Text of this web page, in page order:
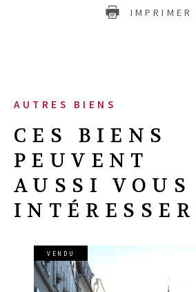
IMPRIMER
AUTRES BIENS
CES BIENS
PEUVENT
AUSSI VOUS
INTÉRESSER
VENDU